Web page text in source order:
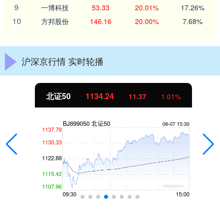
9 一博科技 53.33 20.01% 17.26%
10 方邦股份 146.16 20.00% 7.68%
沪深京行情 实时轮播
北证50 1134.24 11.37 1.01%